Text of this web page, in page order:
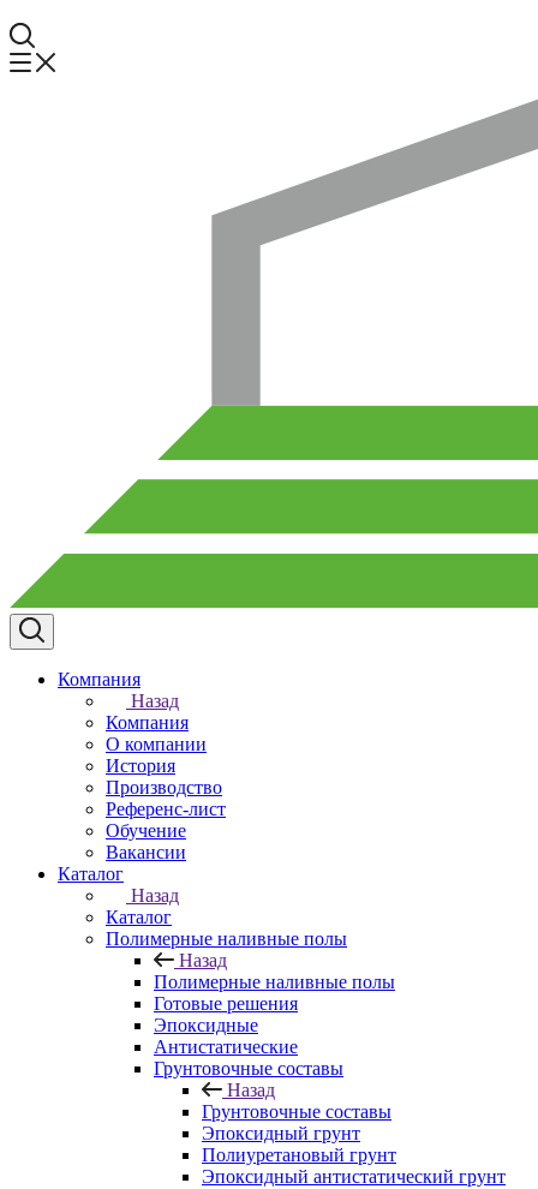
Компания
Назад
Компания
О компании
История
Производство
Референс-лист
Обучение
Вакансии
Каталог
Назад
Каталог
Полимерные наливные полы
Назад
Полимерные наливные полы
Готовые решения
Эпоксидные
Антистатические
Грунтовочные составы
Назад
Грунтовочные составы
Эпоксидный грунт
Полиуретановый грунт
Эпоксидный антистатический грунт